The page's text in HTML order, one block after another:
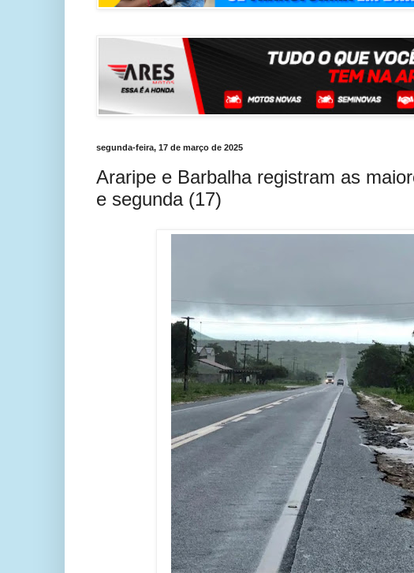
segunda-feira, 17 de março de 2025
Araripe e Barbalha registram as
e segunda (17)